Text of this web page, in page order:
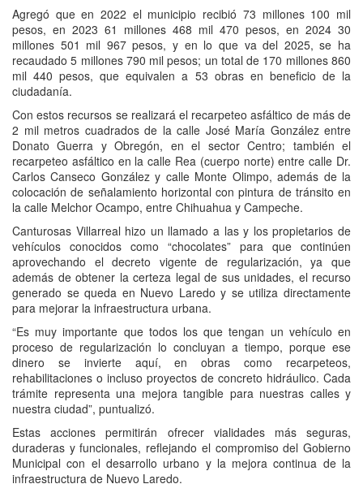
Agregó que en 2022 el municipio recibió 73 millones 100 mil
pesos, en 2023 61 millones 468 mil 470 pesos, en 2024 30
millones 501 mil 967 pesos, y en lo que va del 2025, se ha
recaudado 5 millones 790 mil pesos; un total de 170 millones 860
mil 440 pesos, que equivalen a 53 obras en beneficio de la
ciudadanía.
Con estos recursos se realizará el recarpeteo asfáltico de más de
2 mil metros cuadrados de la calle José María González entre
Donato Guerra y Obregón, en el sector Centro; también el
recarpeteo asfáltico en la calle Rea (cuerpo norte) entre calle Dr.
Carlos Canseco González y calle Monte Olimpo, además de la
colocación de señalamiento horizontal con pintura de tránsito en
la calle Melchor Ocampo, entre Chihuahua y Campeche.
Canturosas Villarreal hizo un llamado a las y los propietarios de
vehículos conocidos como “chocolates” para que continúen
aprovechando el decreto vigente de regularización, ya que
además de obtener la certeza legal de sus unidades, el recurso
generado se queda en Nuevo Laredo y se utiliza directamente
para mejorar la infraestructura urbana.
“Es muy importante que todos los que tengan un vehículo en
proceso de regularización lo concluyan a tiempo, porque ese
dinero se invierte aquí, en obras como recarpeteos,
rehabilitaciones o incluso proyectos de concreto hidráulico. Cada
trámite representa una mejora tangible para nuestras calles y
nuestra ciudad”, puntualizó.
Estas acciones permitirán ofrecer vialidades más seguras,
duraderas y funcionales, reflejando el compromiso del Gobierno
Municipal con el desarrollo urbano y la mejora continua de la
infraestructura de Nuevo Laredo.